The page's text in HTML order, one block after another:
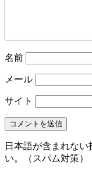
名前
メール
サイト
日本語が含まれな
い。（スパム対策）